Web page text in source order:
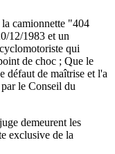
camionnette "404
12/1983 et un
qui
de choc ; Que le
défaut de maîtrise et l'a
le Conseil du
demeurent les
exclusive de la